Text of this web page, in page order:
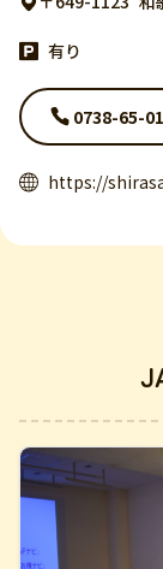
有り
0738-65-
https://